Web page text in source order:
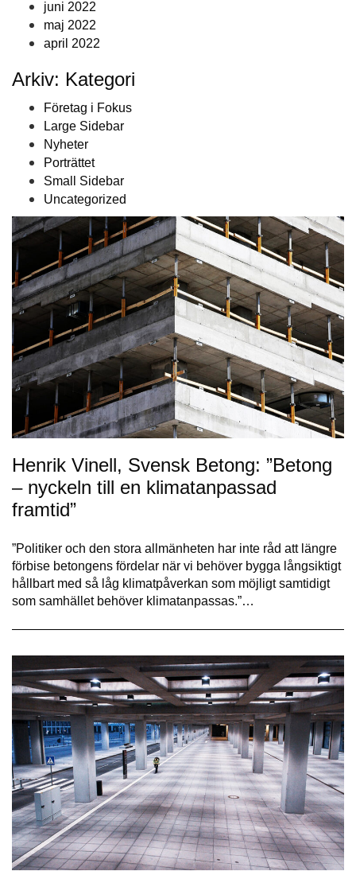
juni 2022
maj 2022
april 2022
Arkiv: Kategori
Företag i Fokus
Large Sidebar
Nyheter
Porträttet
Small Sidebar
Uncategorized
Henrik Vinell, Svensk Betong: ”Betong
– nyckeln till en klimatanpassad
framtid”
”Politiker och den stora allmänheten har inte råd att längre
förbise betongens fördelar när vi behöver bygga långsiktigt
hållbart med så låg klimatpåverkan som möjligt samtidigt
som samhället behöver klimatanpassas.”…